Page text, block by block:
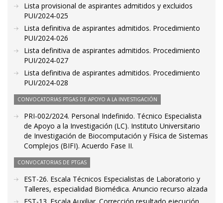
Lista provisional de aspirantes admitidos y excluidos
PUI/2024-025
Lista definitiva de aspirantes admitidos. Procedimiento
PUI/2024-026
Lista definitiva de aspirantes admitidos. Procedimiento
PUI/2024-027
Lista definitiva de aspirantes admitidos. Procedimiento
PUI/2024-028
CONVOCATORIAS PTGAS DE APOYO A LA INVESTIGACIÓN
PRI-002/2024. Personal Indefinido. Técnico Especialista
de Apoyo a la Investigación (LC). Instituto Universitario
de Investigación de Biocomputación y Física de Sistemas
Complejos (BIFI). Acuerdo Fase II.
CONVOCATORIAS DE PTGAS
EST-26. Escala Técnicos Especialistas de Laboratorio y
Talleres, especialidad Biomédica. Anuncio recurso alzada